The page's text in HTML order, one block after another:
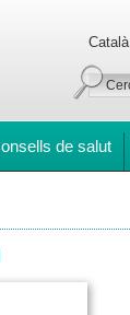
Català
de salut